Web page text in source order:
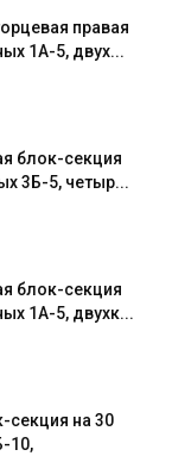
правая
1А-5, двух...
блок-секция
3Б-5, четыр...
блок-секция
1А-5, двухк...
секция на 30
10,